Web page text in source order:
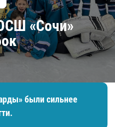
«Сочи»
были сильнее